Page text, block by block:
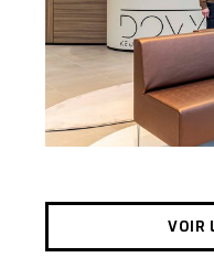
VOIR